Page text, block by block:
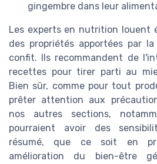
gingembre dans leur
Les experts en nutrition louent
des propriétés apportées par
confit. Ils recommandent de
recettes pour tirer parti au
Bien sûr, comme pour tout
prêter attention aux
nos autres sections,
pourraient avoir des
résumé, que ce soit en
amélioration du bien-être